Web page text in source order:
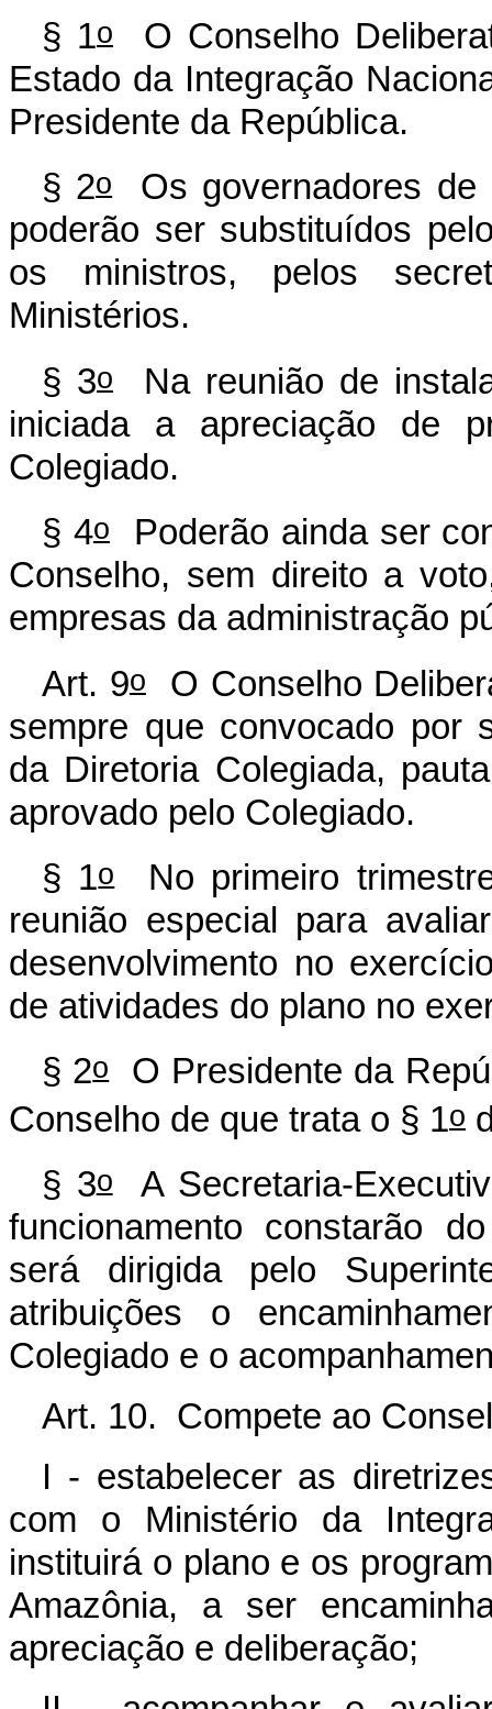
§ 1o
O Conselho
Estado da Integração
Presidente da República.
§ 2oOs governadores de
poderão ser substituídos
os ministros, pelos
Ministérios.
§ 3o
Na reunião de
iniciada a apreciação de
Colegiado.
§ 4oPoderão ainda ser
Conselho, sem direito a
empresas da administração
Art. 9oO Conselho
sempre que convocado por
da Diretoria Colegiada,
aprovado pelo Colegiado.
§ 1oNo primeiro
reunião especial para
desenvolvimento no
de atividades do plano no
§ 2oO Presidente da
Conselho de que trata o § 1o
§ 3oA Secretaria-
funcionamento constarão
será dirigida pelo
atribuições o
Colegiado e o
Art. 10. Compete ao
I - estabelecer as
com o Ministério da
instituirá o plano e os
Amazônia, a ser
apreciação e deliberação;